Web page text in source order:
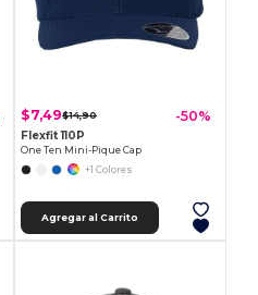
$7,49$14,90 -50%
Flexfit 110P
One Ten Mini-Pique Cap
+1 Colores
Agregar al Carrito